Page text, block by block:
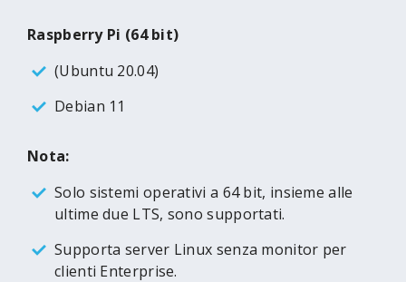
Raspberry Pi (64 bit)
(Ubuntu 20.04)
Debian 11
Nota:
Solo sistemi operativi a 64 bit, insieme alle
ultime due LTS, sono supportati.
Supporta server Linux senza monitor per
clienti Enterprise.